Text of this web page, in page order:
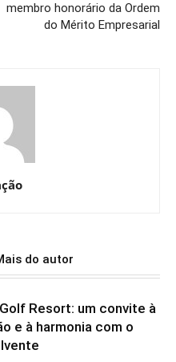
membro honorário da Ordem
do Mérito Empresarial
do autor
Resort: um convite à
e à harmonia com o